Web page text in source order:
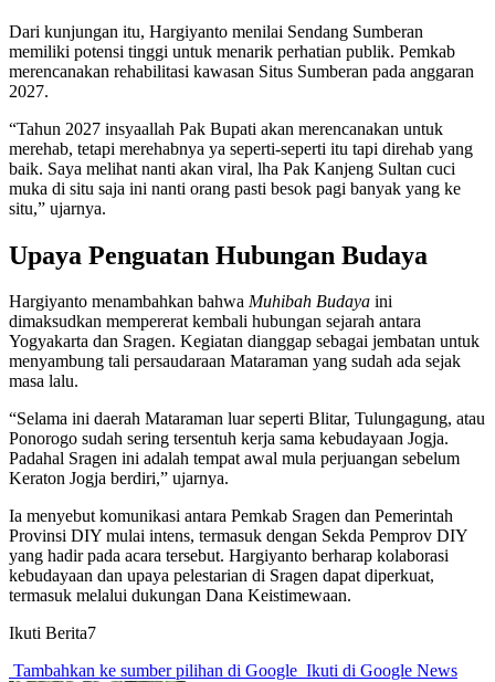
Dari kunjungan itu, Hargiyanto menilai Sendang Sumberan
memiliki potensi tinggi untuk menarik perhatian publik. Pemkab
merencanakan rehabilitasi kawasan Situs Sumberan pada anggaran
2027.
“Tahun 2027 insyaallah Pak Bupati akan merencanakan untuk
merehab, tetapi merehabnya ya seperti-seperti itu tapi direhab yang
baik. Saya melihat nanti akan viral, lha Pak Kanjeng Sultan cuci
muka di situ saja ini nanti orang pasti besok pagi banyak yang ke
situ,” ujarnya.
Upaya Penguatan Hubungan Budaya
Hargiyanto menambahkan bahwa Muhibah Budaya ini
dimaksudkan mempererat kembali hubungan sejarah antara
Yogyakarta dan Sragen. Kegiatan dianggap sebagai jembatan untuk
menyambung tali persaudaraan Mataraman yang sudah ada sejak
masa lalu.
“Selama ini daerah Mataraman luar seperti Blitar, Tulungagung, atau
Ponorogo sudah sering tersentuh kerja sama kebudayaan Jogja.
Padahal Sragen ini adalah tempat awal mula perjuangan sebelum
Keraton Jogja berdiri,” ujarnya.
Ia menyebut komunikasi antara Pemkab Sragen dan Pemerintah
Provinsi DIY mulai intens, termasuk dengan Sekda Pemprov DIY
yang hadir pada acara tersebut. Hargiyanto berharap kolaborasi
kebudayaan dan upaya pelestarian di Sragen dapat diperkuat,
termasuk melalui dukungan Dana Keistimewaan.
Ikuti Berita7
Tambahkan ke sumber pilihan di Google Ikuti di Google News